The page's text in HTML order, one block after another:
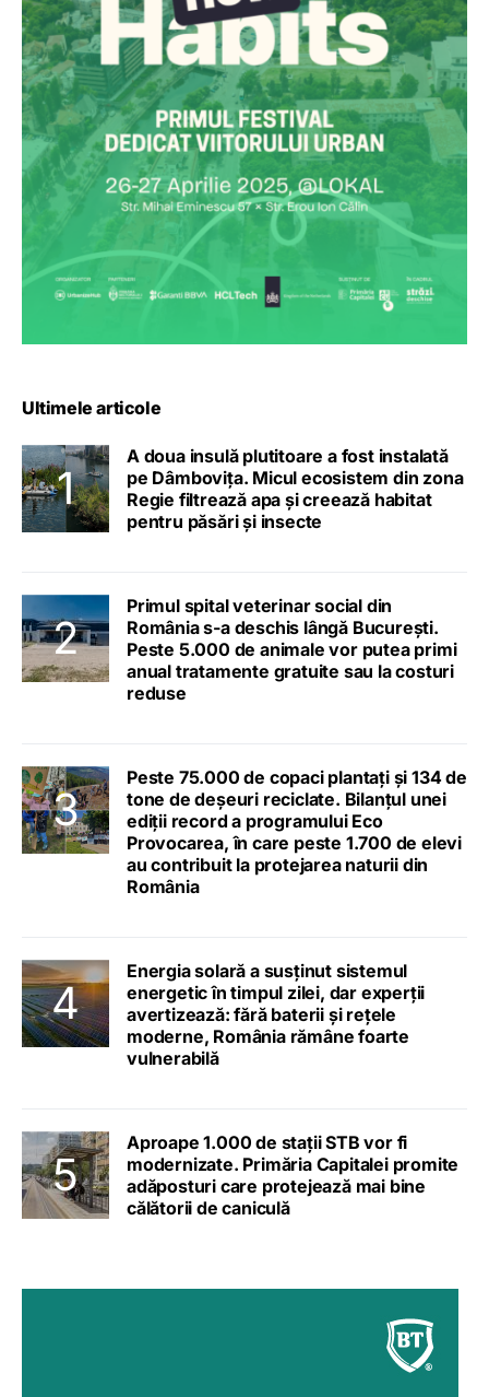
Ultimele articole
A doua insulă plutitoare a fost instalată
pe Dâmbovița. Micul ecosistem din zona
Regie filtrează apa și creează habitat
pentru păsări și insecte
Primul spital veterinar social din
România s-a deschis lângă București.
Peste 5.000 de animale vor putea primi
anual tratamente gratuite sau la costuri
reduse
Peste 75.000 de copaci plantați și 134 de
tone de deșeuri reciclate. Bilanțul unei
ediții record a programului Eco
Provocarea, în care peste 1.700 de elevi
au contribuit la protejarea naturii din
România
Energia solară a susținut sistemul
energetic în timpul zilei, dar experții
avertizează: fără baterii și rețele
moderne, România rămâne foarte
vulnerabilă
Aproape 1.000 de stații STB vor fi
modernizate. Primăria Capitalei promite
adăposturi care protejează mai bine
călătorii de caniculă